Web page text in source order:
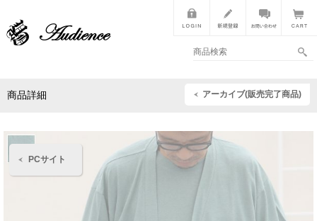
PCサイト
商品詳細 アーカイブ(販売完了商品)